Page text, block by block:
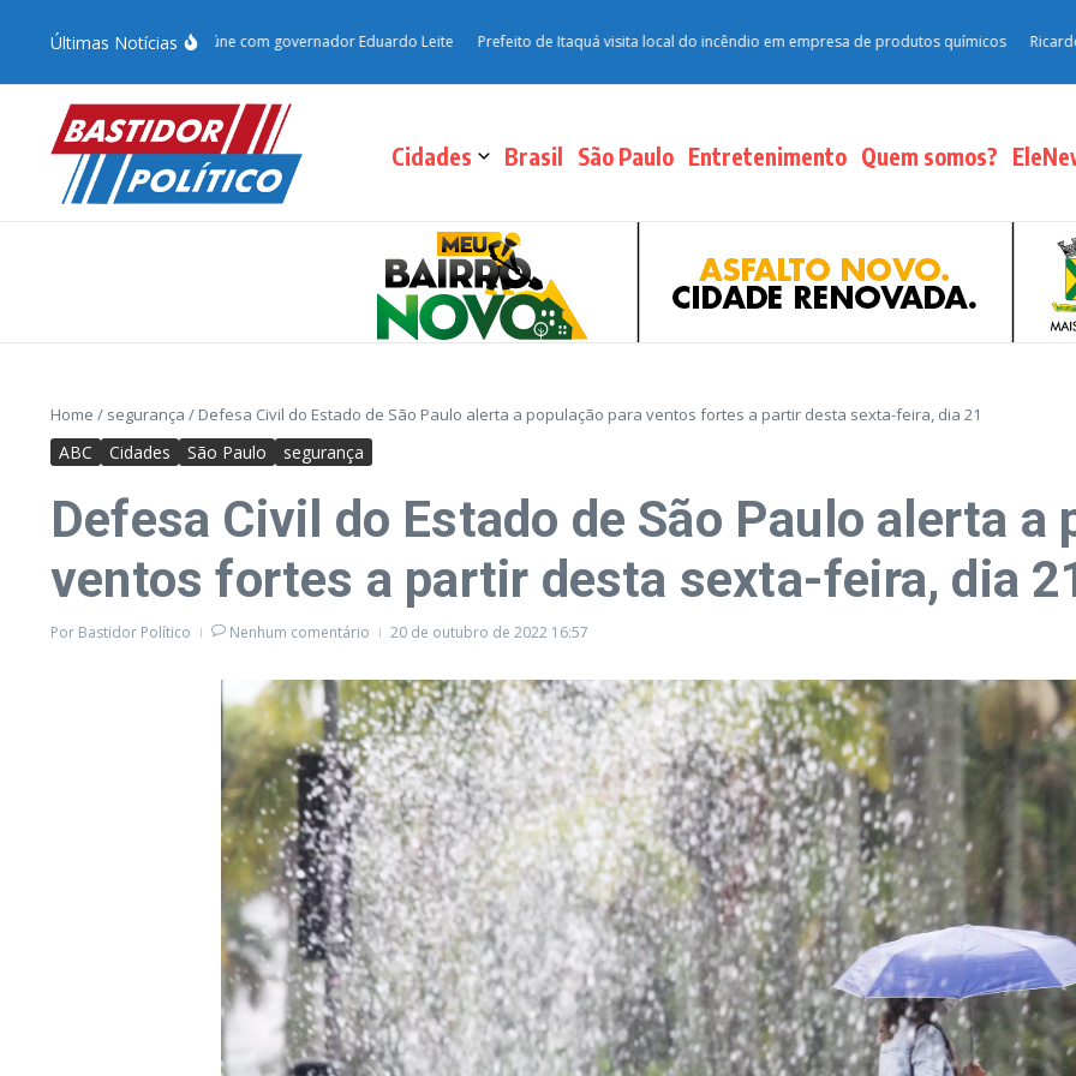
Últimas Notícias
Porto Alegre e se reúne com governador Eduardo Leite Prefeito de Itaquá visita local do incêndio em empresa de produtos químicos Ricardo
Cidades Brasil São Paulo Entretenimento Quem somos?
Home / segurança / Defesa Civil do Estado de São Paulo alerta a população para ventos fortes a partir desta sexta-feira, dia 21
ABC Cidades São Paulo segurança
Defesa Civil do Estado de São Paulo alerta a
ventos fortes a partir desta sexta-feira, dia
Por Bastidor Político Nenhum comentário 20 de outubro de 2022 16:57